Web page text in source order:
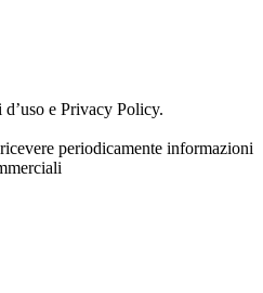
e Privacy Policy.
periodicamente informazioni